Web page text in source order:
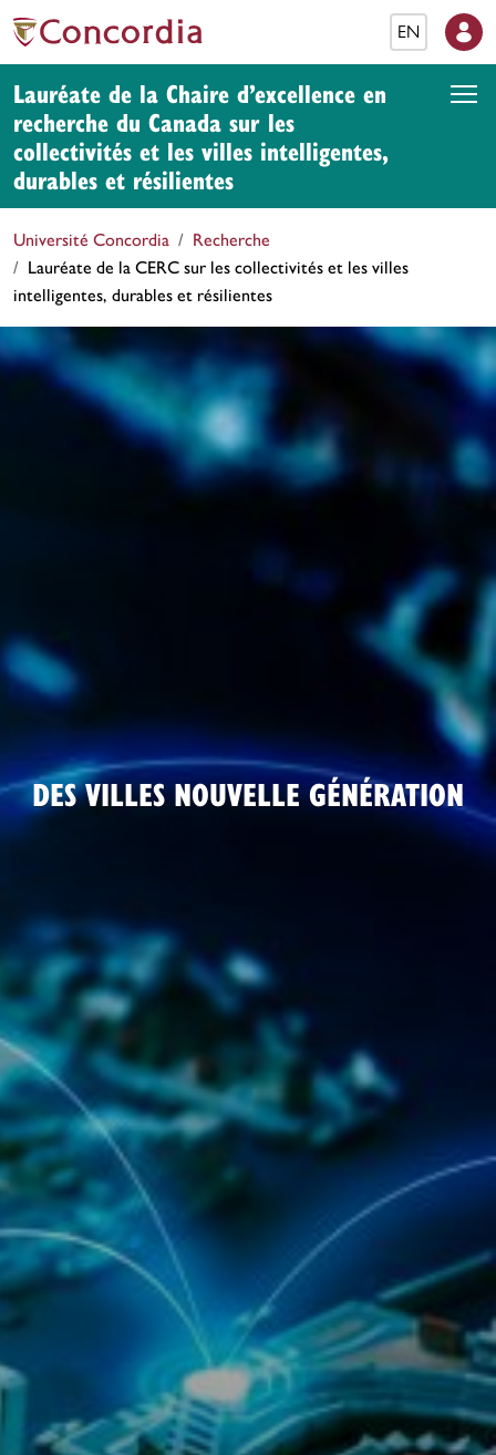
EN
Lauréate de la Chaire d’excellence en
recherche du Canada sur les
collectivités et les villes intelligentes,
durables et résilientes
Université Concordia
Recherche
Lauréate de la CERC sur les collectivités et les villes
intelligentes, durables et résilientes
DES VILLES NOUVELLE GÉNÉRATION